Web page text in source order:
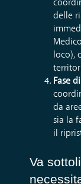
delle
loco),
Fase
da
sia la
il
Va